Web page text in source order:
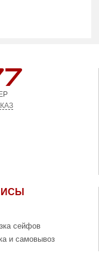
сейфов
и самовывоз